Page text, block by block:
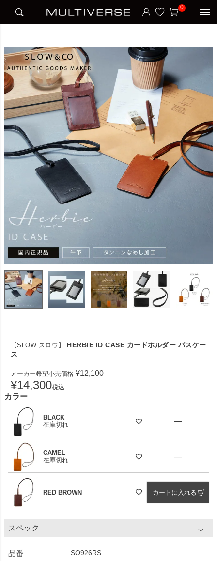
0
HERBIE ID CASE カードホルダー パスケース
【SLOW スロウ】
HERBIE ID CASE カードホルダー パスケー
ス
メーカー希望小売価格 ¥12,100
¥14,300税込
カラー
BLACK
在庫切れ
—
CAMEL
在庫切れ
—
RED BROWN カートに入れる
スペック
品番 SO926RS